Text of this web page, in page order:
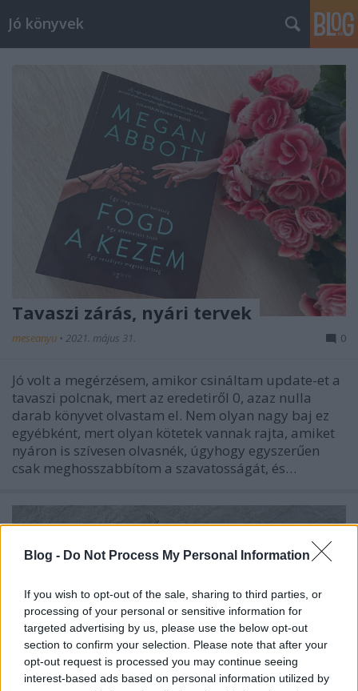
Blog - Do Not Process My Personal Information
If you wish to opt-out of the sale, sharing to third parties, or
processing of your personal or sensitive information for
targeted advertising by us, please use the below opt-out
section to confirm your selection. Please note that after your
opt-out request is processed you may continue seeing
interest-based ads based on personal information utilized by
Jó könyvek
Tavaszi zárás, nyári tervek
meseanyu • 2021. május 31. 0
Jó volt a megérzésem, amikor csináltam update-et a
tavaszi polcnak, mert az eredetiről 0, azaz nulla
darab könyvet olvastam el. Nem olyan nagy baj ez
egyébként, mert olyan kötetek vannak rajta, amiket
nyáron is szívesen olvasnék, úgyhogy egyszerűen
csak meghosszabbítom a szavatosságát, és…